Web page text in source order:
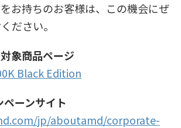
お持ちのお客様は、この機会にぜ
ださい。
象商品ページ
Black Edition
ーンサイト
jp/aboutamd/corporate-